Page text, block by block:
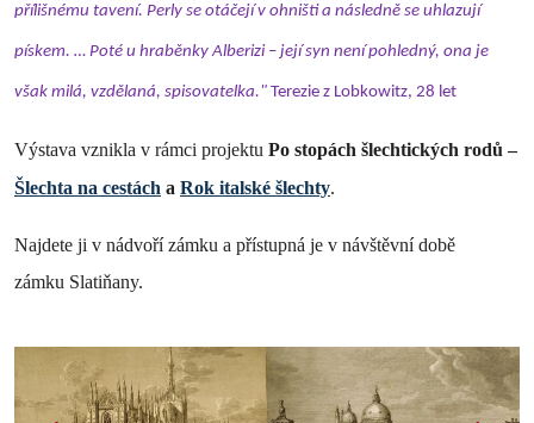
přílišnému tavení. Perly se otáčejí v ohništi a následně se uhlazují
pískem. … Poté u hraběnky Alberizi – její syn není pohledný, ona je
však milá, vzdělaná, spisovatelka." Terezie z Lobkowitz, 28 let
Výstava vznikla v rámci projektu Po stopách šlechtických rodů –
Šlechta na cestách a Rok italské šlechty.
Najdete ji v nádvoří zámku a přístupná je v návštěvní době
zámku Slatiňany.